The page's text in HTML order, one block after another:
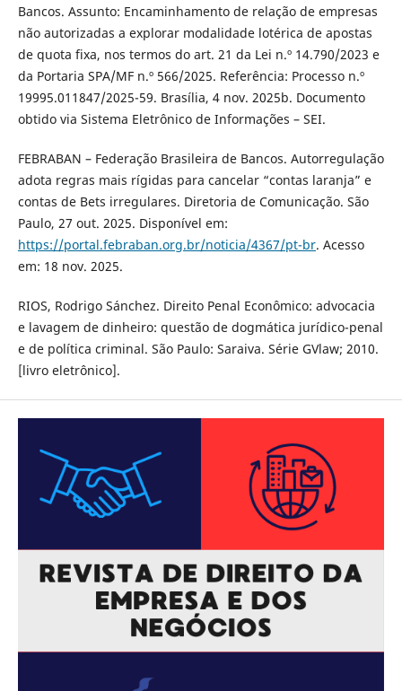
Bancos. Assunto: Encaminhamento de relação de empresas
não autorizadas a explorar modalidade lotérica de apostas
de quota fixa, nos termos do art. 21 da Lei n.º 14.790/2023 e
da Portaria SPA/MF n.º 566/2025. Referência: Processo n.º
19995.011847/2025-59. Brasília, 4 nov. 2025b. Documento
obtido via Sistema Eletrônico de Informações – SEI.
FEBRABAN – Federação Brasileira de Bancos. Autorregulação
adota regras mais rígidas para cancelar “contas laranja” e
contas de Bets irregulares. Diretoria de Comunicação. São
Paulo, 27 out. 2025. Disponível em:
https://portal.febraban.org.br/noticia/4367/pt-br. Acesso
em: 18 nov. 2025.
RIOS, Rodrigo Sánchez. Direito Penal Econômico: advocacia
e lavagem de dinheiro: questão de dogmática jurídico-penal
e de política criminal. São Paulo: Saraiva. Série GVlaw; 2010.
[livro eletrônico].